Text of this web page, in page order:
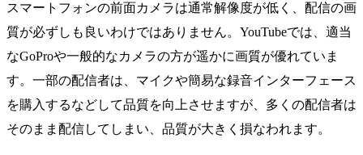
スマートフォンの前面カメラは通常解像度が低く、配信の画
質が必ずしも良いわけではありません。YouTubeでは、適当
なGoProや一般的なカメラの方が遥かに画質が優れていま
す。一部の配信者は、マイクや簡易な録音インターフェース
を購入するなどして品質を向上させますが、多くの配信者は
そのまま配信してしまい、品質が大きく損なわれます。